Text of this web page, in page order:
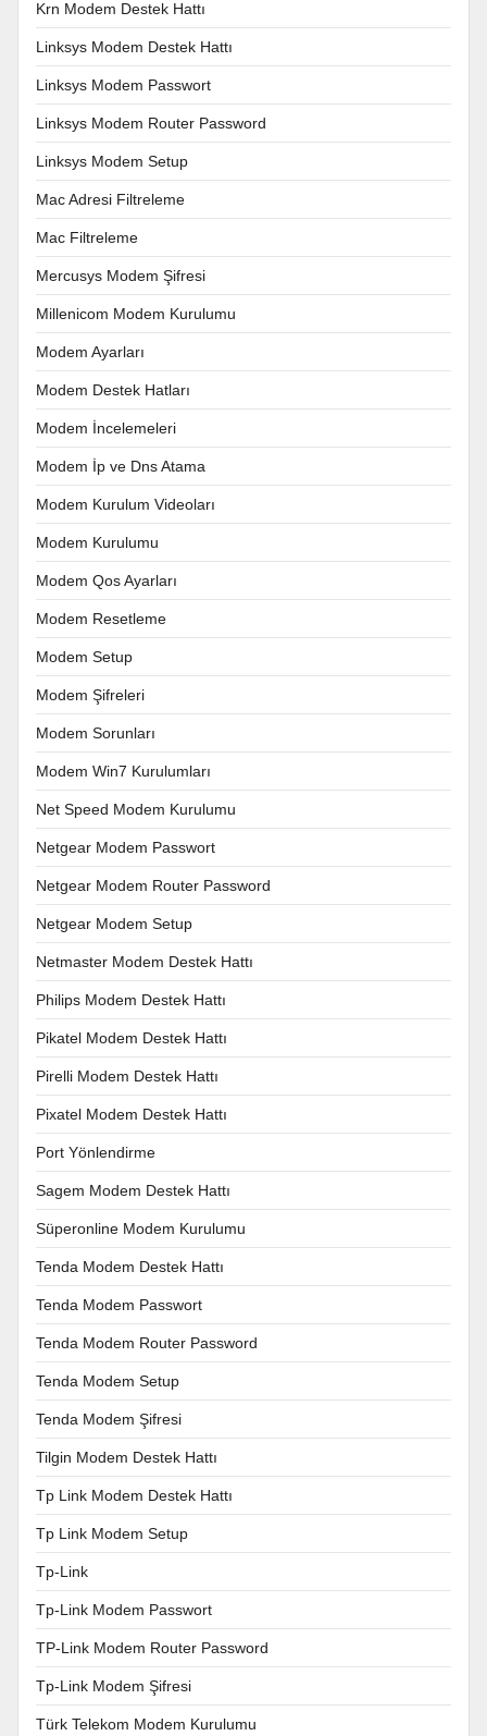
Krn Modem Destek Hattı
Linksys Modem Destek Hattı
Linksys Modem Passwort
Linksys Modem Router Password
Linksys Modem Setup
Mac Adresi Filtreleme
Mac Filtreleme
Mercusys Modem Şifresi
Millenicom Modem Kurulumu
Modem Ayarları
Modem Destek Hatları
Modem İncelemeleri
Modem İp ve Dns Atama
Modem Kurulum Videoları
Modem Kurulumu
Modem Qos Ayarları
Modem Resetleme
Modem Setup
Modem Şifreleri
Modem Sorunları
Modem Win7 Kurulumları
Net Speed Modem Kurulumu
Netgear Modem Passwort
Netgear Modem Router Password
Netgear Modem Setup
Netmaster Modem Destek Hattı
Philips Modem Destek Hattı
Pikatel Modem Destek Hattı
Pirelli Modem Destek Hattı
Pixatel Modem Destek Hattı
Port Yönlendirme
Sagem Modem Destek Hattı
Süperonline Modem Kurulumu
Tenda Modem Destek Hattı
Tenda Modem Passwort
Tenda Modem Router Password
Tenda Modem Setup
Tenda Modem Şifresi
Tilgin Modem Destek Hattı
Tp Link Modem Destek Hattı
Tp Link Modem Setup
Tp-Link
Tp-Link Modem Passwort
TP-Link Modem Router Password
Tp-Link Modem Şifresi
Türk Telekom Modem Kurulumu